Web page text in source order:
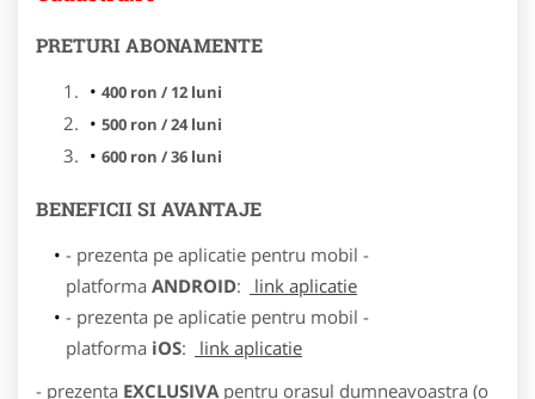
PRETURI ABONAMENTE
400 ron / 12 luni
500 ron / 24 luni
600 ron / 36 luni
BENEFICII SI AVANTAJE
- prezenta pe aplicatie pentru mobil -
platforma ANDROID:
link aplicatie
- prezenta pe aplicatie pentru mobil -
platforma iOS:
link aplicatie
- prezenta EXCLUSIVA pentru orasul dumneavoastra (o